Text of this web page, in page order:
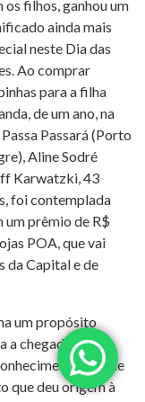
os filhos, ganhou um
ainda mais
neste Dia das
Ao comprar
para a filha
de um ano, na
Passará (Porto
Aline Sodré
Karwatzki, 43
foi contemplada
um prêmio de R$
POA, que vai
da Capital e de
um propósito
a chegada do
— e, de
que deu origem à